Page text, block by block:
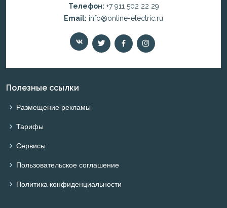
Телефон: +7 911 502 22 29
Email: info@online-electric.ru
Полезные ссылки
Размещение рекламы
Тарифы
Сервисы
Пользовательское соглашение
Политика конфиденциальности